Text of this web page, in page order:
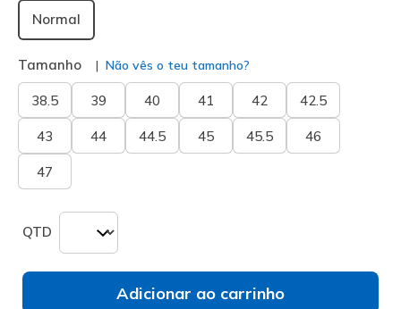
Normal
Tamanho Não vês o teu tamanho?
38.5 39 40 41 42 42.5
43 44 44.5 45 45.5 46
47
QTD
Adicionar ao carrinho